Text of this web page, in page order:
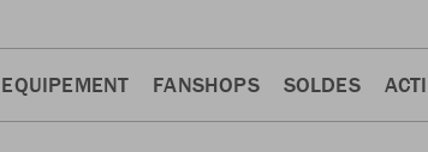
EQUIPEMENT FANSHOPS SOLDES